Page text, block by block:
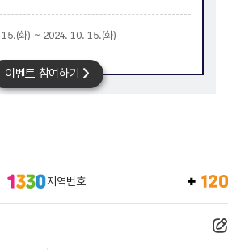
화) ~ 2024. 10. 15.(화)
이벤트 참여하기
지역번호